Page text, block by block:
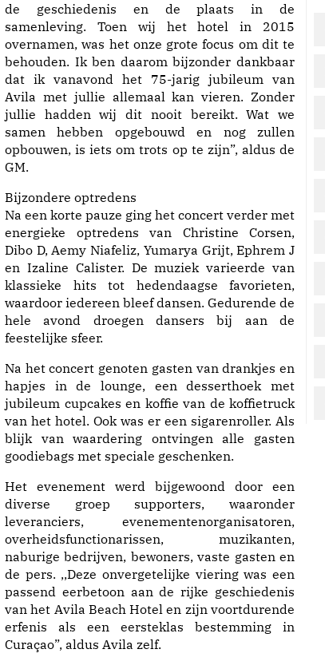
de geschiedenis en de plaats in de
samenleving. Toen wij het hotel in 2015
overnamen, was het onze grote focus om dit te
behouden. Ik ben daarom bijzonder dankbaar
dat ik vanavond het 75-jarig jubileum van
Avila met jullie allemaal kan vieren. Zonder
jullie hadden wij dit nooit bereikt. Wat we
samen hebben opgebouwd en nog zullen
opbouwen, is iets om trots op te zijn”, aldus de
GM.
Bijzondere optredens
Na een korte pauze ging het concert verder met
energieke optredens van Christine Corsen,
Dibo D, Aemy Niafeliz, Yumarya Grijt, Ephrem J
en Izaline Calister. De muziek varieerde van
klassieke hits tot hedendaagse favorieten,
waardoor iedereen bleef dansen. Gedurende de
hele avond droegen dansers bij aan de
feestelijke sfeer.
Na het concert genoten gasten van drankjes en
hapjes in de lounge, een desserthoek met
jubileum cupcakes en koffie van de koffietruck
van het hotel. Ook was er een sigarenroller. Als
blijk van waardering ontvingen alle gasten
goodiebags met speciale geschenken.
Het evenement werd bijgewoond door een
diverse groep supporters, waaronder
leveranciers, evenementenorganisatoren,
overheidsfunctionarissen, muzikanten,
naburige bedrijven, bewoners, vaste gasten en
de pers. ,,Deze onvergetelijke viering was een
passend eerbetoon aan de rijke geschiedenis
van het Avila Beach Hotel en zijn voortdurende
erfenis als een eersteklas bestemming in
Curaçao”, aldus Avila zelf.